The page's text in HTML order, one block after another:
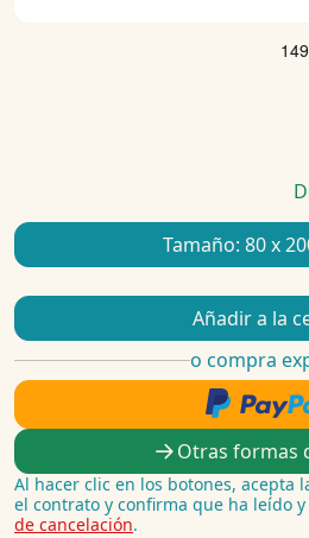
Tamaño: 80 x
Añadir a la
o compra
Otras formas
Al hacer clic en los botones, acepta
el contrato y confirma que ha leído
de cancelación.